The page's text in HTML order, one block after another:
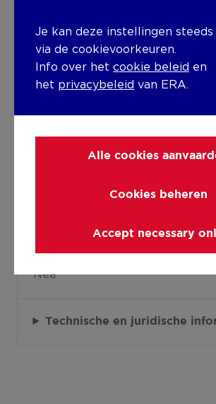
Grondoppervlakte
Nee
Technische en juridische
Je kan deze instellingen steeds
via de cookievoorkeuren.
Info over het cookie beleid en
het privacybeleid van ERA.
Alle cookies
Cookies beheren
Accept necessary